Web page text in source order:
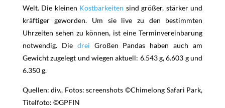
Welt. Die kleinen Kostbarkeiten sind größer, stärker und
kräftiger geworden. Um sie live zu den bestimmten
Uhrzeiten sehen zu können, ist eine Terminvereinbarung
notwendig. Die drei Großen Pandas haben auch am
Gewicht zugelegt und wiegen aktuell: 6.543 g, 6.603 g und
6.350 g.
Quellen: div., Fotos: screenshots ©Chimelong Safari Park,
Titelfoto: ©GPFIN